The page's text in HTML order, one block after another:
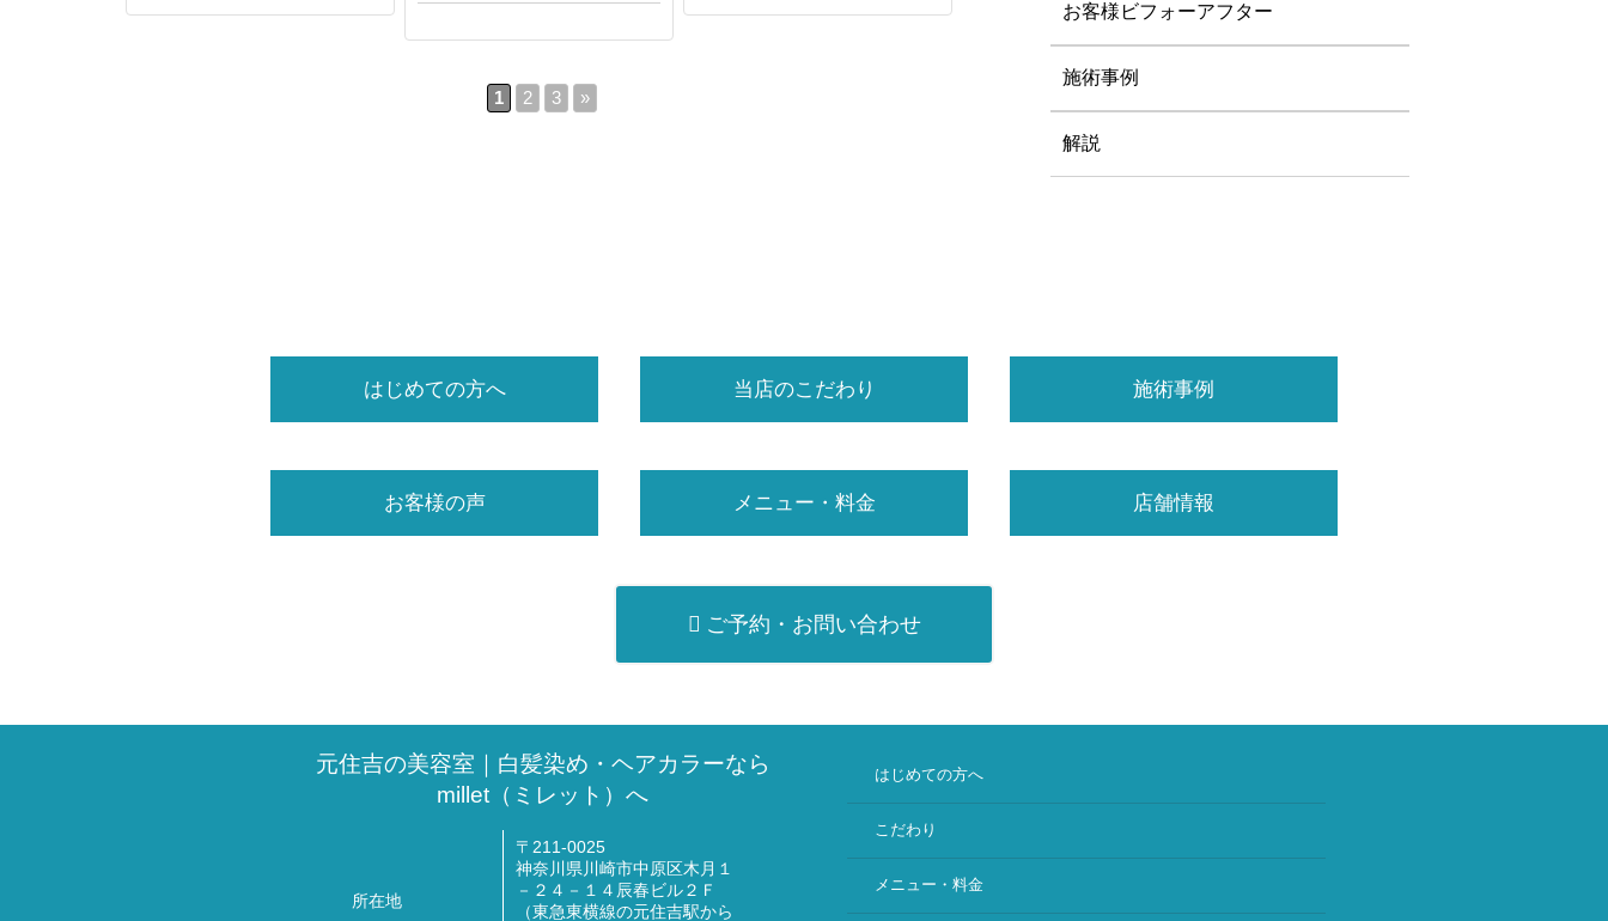
1 2 3 »
お客様ビフォーアフター
施術事例
解説
はじめての方へ 当店のこだわり 施術事例
お客様の声 メニュー・料金 店舗情報
ご予約・お問い合わせ
元住吉の美容室｜白髪染め・ヘアカラーなら
millet（ミレット）へ
所在地
〒211-0025
神奈川県川崎市中原区木月１
－２４－１４辰春ビル２Ｆ
（東急東横線の元住吉駅から
はじめての方へ
こだわり
メニュー・料金